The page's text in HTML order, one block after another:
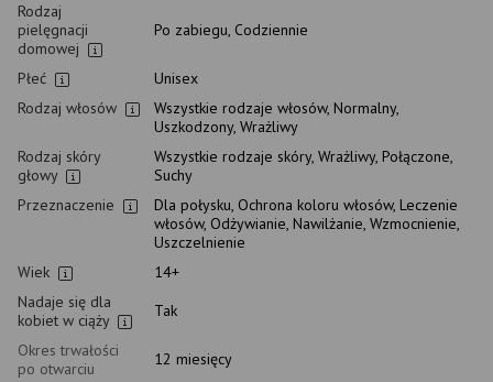
Rodzaj
pielęgnacji
domowej
Po zabiegu, Codziennie
Płeć
Unisex
Rodzaj włosów
Wszystkie rodzaje włosów, Normalny,
Uszkodzony, Wrażliwy
Rodzaj skóry
głowy
Wszystkie rodzaje skóry, Wrażliwy, Połączone,
Suchy
Przeznaczenie
Dla połysku, Ochrona koloru włosów, Leczenie
włosów, Odżywianie, Nawilżanie, Wzmocnienie,
Uszczelnienie
Wiek
14+
Nadaje się dla
kobiet w ciąży
Tak
Okres trwałości
po otwarciu
12 miesięcy